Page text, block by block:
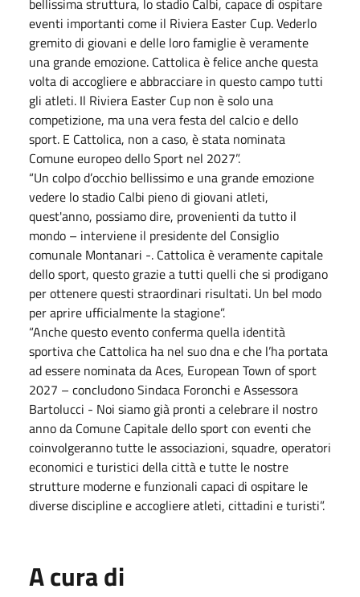
eventi importanti come il Riviera Easter Cup. Vederlo
gremito di giovani e delle loro famiglie è veramente
una grande emozione. Cattolica è felice anche questa
volta di accogliere e abbracciare in questo campo tutti
gli atleti. Il Riviera Easter Cup non è solo una
competizione, ma una vera festa del calcio e dello
sport. E Cattolica, non a caso, è stata nominata
Comune europeo dello Sport nel 2027”.
“Un colpo d’occhio bellissimo e una grande emozione
vedere lo stadio Calbi pieno di giovani atleti,
quest'anno, possiamo dire, provenienti da tutto il
mondo – interviene il presidente del Consiglio
comunale Montanari -. Cattolica è veramente capitale
dello sport, questo grazie a tutti quelli che si prodigano
per ottenere questi straordinari risultati. Un bel modo
per aprire ufficialmente la stagione”.
“Anche questo evento conferma quella identità
sportiva che Cattolica ha nel suo dna e che l’ha portata
ad essere nominata da Aces, European Town of sport
2027 – concludono Sindaca Foronchi e Assessora
Bartolucci - Noi siamo già pronti a celebrare il nostro
anno da Comune Capitale dello sport con eventi che
coinvolgeranno tutte le associazioni, squadre, operatori
economici e turistici della città e tutte le nostre
strutture moderne e funzionali capaci di ospitare le
diverse discipline e accogliere atleti, cittadini e turisti”.
A cura di